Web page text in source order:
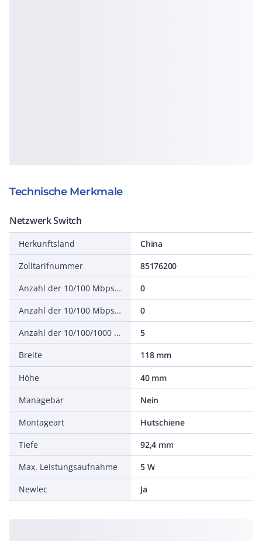
Technische Merkmale
Netzwerk Switch
Herkunftsland
China
Zolltarifnummer
85176200
Anzahl der 10/100 Mbps M12-Ports
0
Anzahl der 10/100 Mbps RJ45-Ports
0
Anzahl der 10/100/1000 Mbps RJ45-Ports
5
Breite
118 mm
Höhe
40 mm
Managebar
Nein
Montageart
Hutschiene
Tiefe
92,4 mm
Max. Leistungsaufnahme
5 W
Newlec
Ja